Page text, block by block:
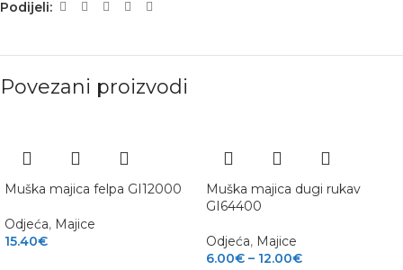
Podijeli:
Povezani proizvodi
Muška majica felpa GI12000
Odjeća, Majice
15.40€
Muška majica dugi rukav
GI64400
Odjeća, Majice
6.00€ – 12.00€